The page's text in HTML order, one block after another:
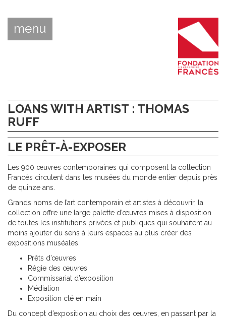
menu
LOANS WITH ARTIST : THOMAS
RUFF
LE PRÊT-À-EXPOSER
Les 900 œuvres contemporaines qui composent la collection
Francès circulent dans les musées du monde entier depuis près
de quinze ans.
Grands noms de l’art contemporain et artistes à découvrir, la
collection offre une large palette d’œuvres mises à disposition
de toutes les institutions privées et publiques qui souhaitent au
moins ajouter du sens à leurs espaces au plus créer des
expositions muséales.
Prêts d’œuvres
Régie des œuvres
Commissariat d’exposition
Médiation
Exposition clé en main
Du concept d’exposition au choix des œuvres, en passant par la